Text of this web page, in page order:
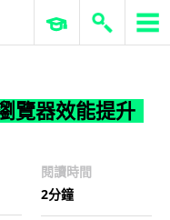
覽器效能提升
ERP 與商業 AI
覽器效能提升
閱讀時間
2分鐘